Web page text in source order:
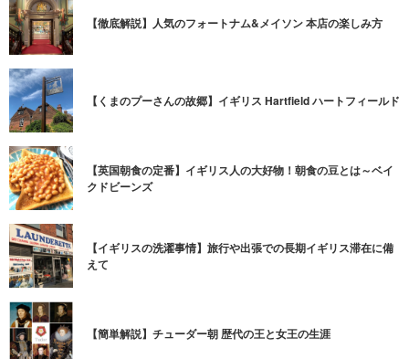
【徹底解説】人気のフォートナム&メイソン 本店の楽しみ方
【くまのプーさんの故郷】イギリス Hartfield ハートフィールド
【英国朝食の定番】イギリス人の大好物！朝食の豆とは～ベイ
クドビーンズ
【イギリスの洗濯事情】旅行や出張での長期イギリス滞在に備
えて
【簡単解説】チューダー朝 歴代の王と女王の生涯